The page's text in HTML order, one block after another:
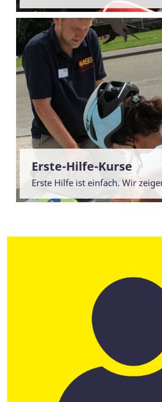
Erste-Hilfe-Kurse
Erste Hilfe ist einfach. Wir